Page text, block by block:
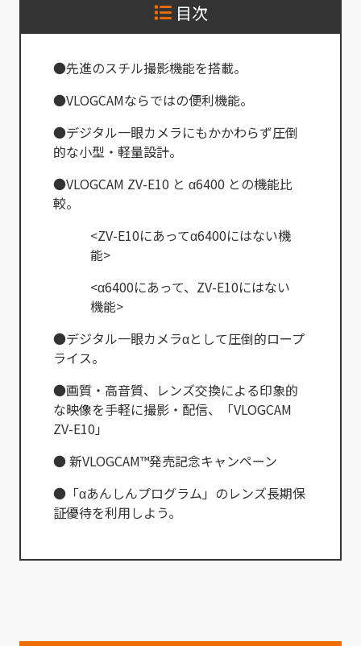
目次
●先進のスチル撮影機能を搭載。
●VLOGCAMならではの便利機能。
●デジタル一眼カメラにもかかわらず圧倒
的な小型・軽量設計。
●VLOGCAM ZV-E10 と α6400 との機能比
較。
<ZV-E10にあってα6400にはない機
能>
<α6400にあって、ZV-E10にはない
機能>
●デジタル一眼カメラαとして圧倒的ロープ
ライス。
●画質・高音質、レンズ交換による印象的
な映像を手軽に撮影・配信、「VLOGCAM
ZV-E10」
● 新VLOGCAM™発売記念キャンペーン
●「αあんしんプログラム」のレンズ長期保
証優待を利用しよう。